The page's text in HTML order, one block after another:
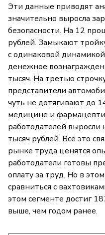
Эти данные приводят
значительно выросла
безопасности. На 12
рублей. Замыкают
с одинаковой
денежное
тысяч. На третью
представители
чуть не дотягивают до
медицине и
работодателей
тысяч рублей. Всё это
рынке труда ценятся
работодатели готовы
оплату за труд. Но в
сравниться с
этом сегменте достиг
выше, чем годом ранее.